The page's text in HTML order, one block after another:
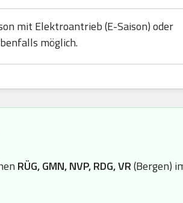
mit Elektroantrieb (E-Saison) oder
möglich.
RÜG, GMN, NVP, RDG, VR(Bergen)